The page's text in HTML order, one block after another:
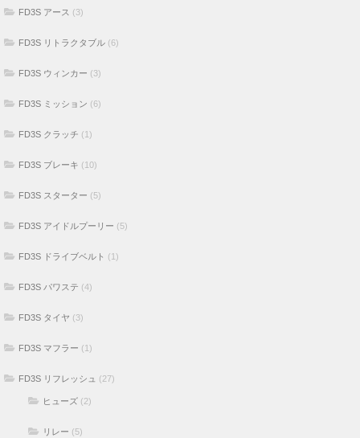
FD3S アース (3)
FD3S リトラクタブル (6)
FD3S ウィンカー (3)
FD3S ミッション (6)
FD3S クラッチ (1)
FD3S ブレーキ (10)
FD3S スターター (5)
FD3S アイドルプーリー (5)
FD3S ドライブベルト (1)
FD3S パワステ (4)
FD3S タイヤ (3)
FD3S マフラー (1)
FD3S リフレッシュ (27)
ヒューズ (2)
リレー (5)